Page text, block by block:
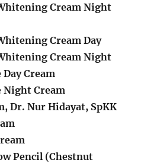
Cream Night
Cream Day
Cream Night
Day Cream
Night Cream
Dr. Nur Hidayat, SpKK
Pencil (Chestnut